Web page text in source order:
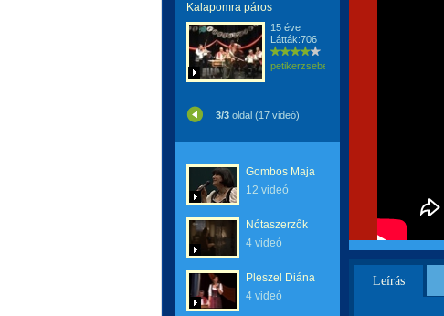
Kalapomra páros
15 éve
Látták:706
petikerzsebet
3/3 oldal (17 videó)
Gombos Maja
12 videó
Nótaszerzők
4 videó
Pleszel Diána
4 videó
Leírás